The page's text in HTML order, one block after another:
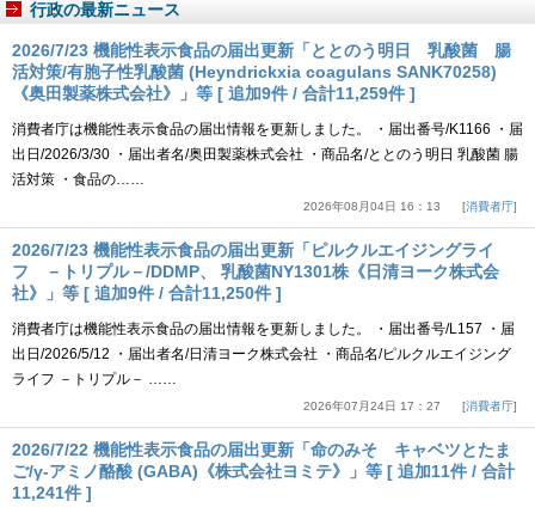
行政の最新ニュース
2026/7/23 機能性表示食品の届出更新「ととのう明日 乳酸菌 腸
活対策/有胞子性乳酸菌 (Heyndrickxia coagulans SANK70258)
《奥田製薬株式会社》」等 [ 追加9件 / 合計11,259件 ]
消費者庁は機能性表示食品の届出情報を更新しました。 ・届出番号/K1166 ・届
出日/2026/3/30 ・届出者名/奥田製薬株式会社 ・商品名/ととのう明日 乳酸菌 腸
活対策 ・食品の……
2026年08月04日 16：13 消費者庁
2026/7/23 機能性表示食品の届出更新「ピルクルエイジングライ
フ －トリプル－/DDMP、 乳酸菌NY1301株《日清ヨーク株式会
社》」等 [ 追加9件 / 合計11,250件 ]
消費者庁は機能性表示食品の届出情報を更新しました。 ・届出番号/L157 ・届
出日/2026/5/12 ・届出者名/日清ヨーク株式会社 ・商品名/ピルクルエイジング
ライフ －トリプル－ ……
2026年07月24日 17：27 消費者庁
2026/7/22 機能性表示食品の届出更新「命のみそ キャベツとたま
ご/γ-アミノ酪酸 (GABA)《株式会社ヨミテ》」等 [ 追加11件 / 合計
11,241件 ]